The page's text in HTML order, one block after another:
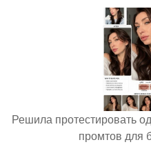
Решила протестировать
промтов для